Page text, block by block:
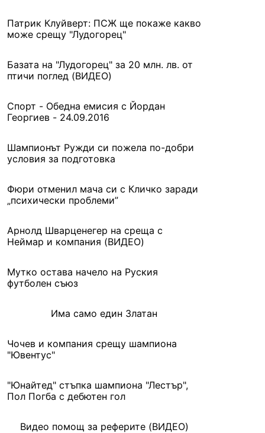
Патрик Клуйверт: ПСЖ ще покаже какво
може срещу "Лудогорец"
Базата на "Лудогорец" за 20 млн. лв. от
птичи поглед (ВИДЕО)
Спорт - Обедна емисия с Йордан
Георгиев - 24.09.2016
Шампионът Ружди си пожела по-добри
условия за подготовка
Фюри отменил мача си с Кличко заради
„психически проблеми”
Арнолд Шварценегер на среща с
Неймар и компания (ВИДЕО)
Мутко остава начело на Руския
футболен съюз
Има само един Златан
Чочев и компания срещу шампиона
"Ювентус"
"Юнайтед" стъпка шампиона "Лестър",
Пол Погба с дебютен гол
Видео помощ за реферите (ВИДЕО)